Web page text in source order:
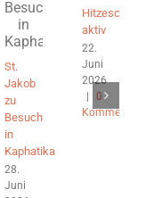
St.
Jakob
zu
Besuch
in
Kaphatika
28.
Juni
aktiv
22.
Juni
2026
0
Kommentare